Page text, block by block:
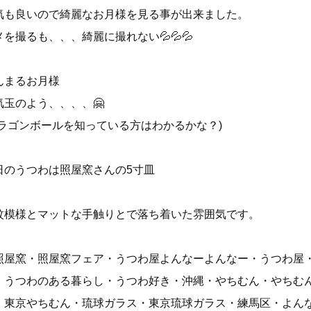
も良いので綺麗なお月様を見る事が出来ました。
を撮るも、、、綺麗に撮れない💦💦💦
まるお月様
玉のよう、、、、🤗
ゴンボールを知っている方はわかるかな？)
のうつわは照屋窯さんの5寸皿
模様とマットな手触りとで落ち着いた雰囲気です。
屋窯・照屋窯フェア・うつわ屋よんなーよんなー・うつわ屋・
うつわのある暮らし・うつわ好き・沖縄・やちむん・やちむ
東京やちむん・琉球ガラス・東京琉球ガラス・練馬区・よん